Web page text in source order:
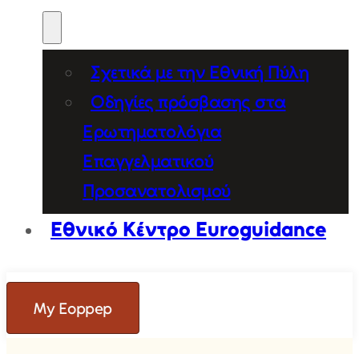
Σχετικά με την Εθνική Πύλη
Οδηγίες πρόσβασης στα
Ερωτηματολόγια
Επαγγελματικού
Προσανατολισμού
Εθνικό Κέντρο Euroguidance
My Eoppep